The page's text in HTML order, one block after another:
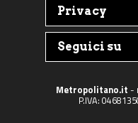
Privacy
Seguici su
Metropolitano.it -
P.IVA: